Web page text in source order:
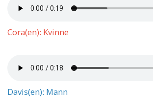
Cora(en): Kvinne
Davis(en): Mann